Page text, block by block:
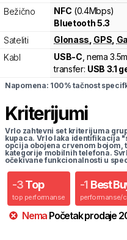
Bežično
NFC (0.4Mbps)
Bluetooth 5.3
Sateliti
Glonass GPS
Kabl
USB-C , nema
transfer: USB 3.1
Napomena: 100% tačnost
Kriterijumi
Vrlo zahtevni set kriterijuma
kupaca. Vrlo laka identifikacija
opcija obojena crvenom bojom,
kategorije mobilnih telefona.
očekivane funkcionalnosti u
-3 Top
top performanse
-1 Best
performanse/
Nema Početak prodaje